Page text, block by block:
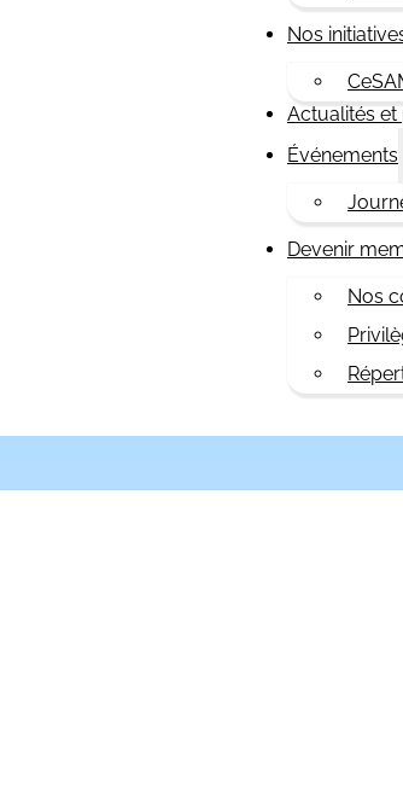
Nos
Actualités
Événements
Devenir
Nos